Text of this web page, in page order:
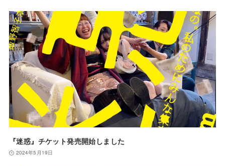
『迷惑』チケット発売開始しました
2024年5月19日